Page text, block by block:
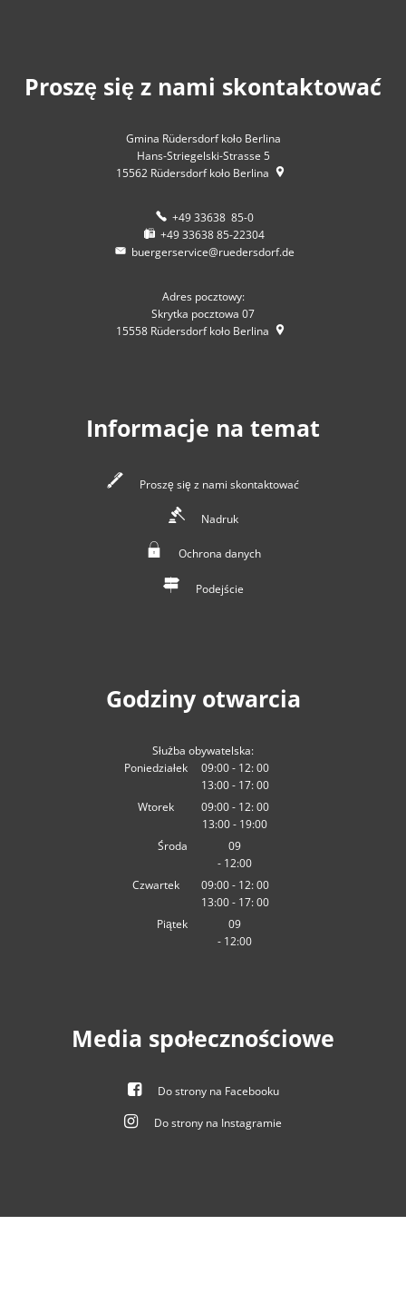
Proszę się z nami skontaktować
Gmina Rüdersdorf koło Berlina
Hans-Striegelski-Strasse 5
15562 Rüdersdorf koło Berlina
+49 33638 85-0
+49 33638 85-22304
buergerservice@ruedersdorf.de
Adres pocztowy:
Skrytka pocztowa 07
15558 Rüdersdorf koło Berlina
Informacje na temat
Proszę się z nami skontaktować
Nadruk
Ochrona danych
Podejście
Godziny otwarcia
Służba obywatelska:
Poniedziałek
09:00- 12:00
Od
09:00 do 12:00
13:00- 17:00
Od 13:00 do 17:00
Wtorek 09:00- 12:00
Od
09:00 do 12:00
13:00- 19:00
Od 13:00 do 19:00
Środa
09
:00
- 12:00
Od 09:00 do 12:00
Czwartek 09:00- 12:00
Od
09:00 do 12:00
13:00- 17:00
Od 13:00 do 17:00
Piątek
09
:00
- 12:00
Media społecznościowe
Do strony na Facebooku
Do strony na Instagramie